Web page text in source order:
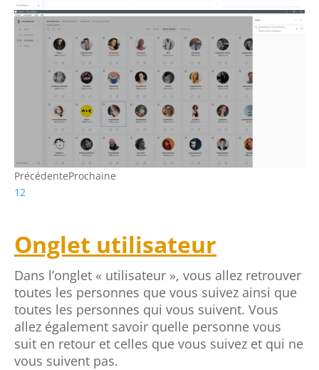
PrécédenteProchaine
1 2
Onglet utilisateur
Dans l’onglet « utilisateur », vous allez retrouver
toutes les personnes que vous suivez ainsi que
toutes les personnes qui vous suivent. Vous
allez également savoir quelle personne vous
suit en retour et celles que vous suivez et qui ne
vous suivent pas.